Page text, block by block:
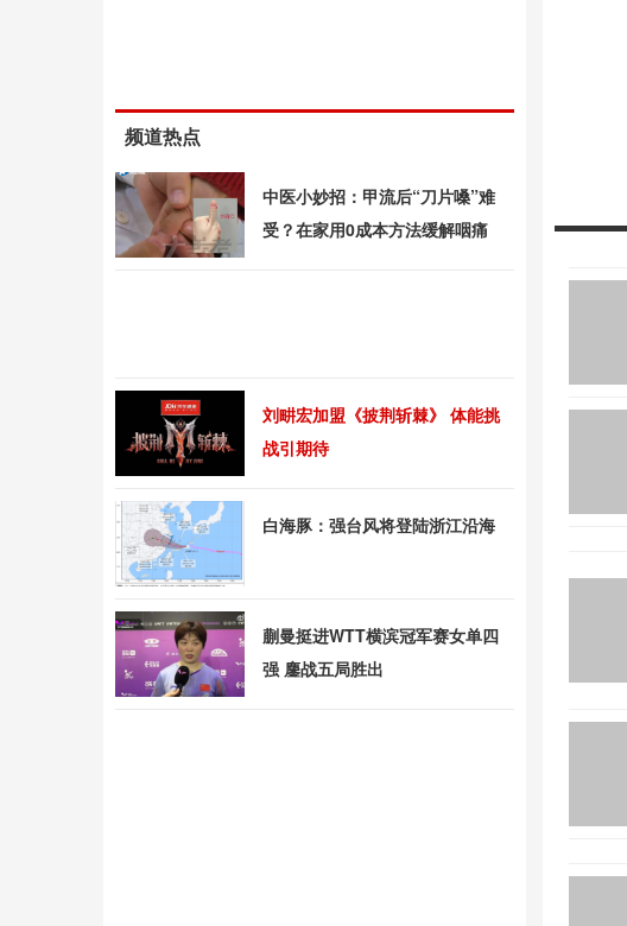
频道热点
中医小妙招：甲流后“刀片嗓”难
受？在家用0成本方法缓解咽痛
刘畊宏加盟《披荆斩棘》 体能挑
战引期待
白海豚：强台风将登陆浙江沿海
蒯曼挺进WTT横滨冠军赛女单四
强 鏖战五局胜出